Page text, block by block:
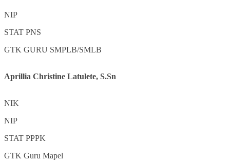
NIP
STAT PNS
GTK GURU SMPLB/SMLB
Aprillia Christine Latulete, S.Sn
NIK
NIP
STAT PPPK
GTK Guru Mapel